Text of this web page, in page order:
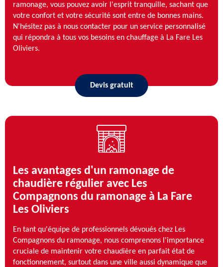
ramonage, vous pouvez avoir l'esprit tranquille, sachant que
votre confort et votre sécurité sont entre de bonnes mains.
N'hésitez pas à nous contacter pour un service personnalisé
qui répondra à tous vos besoins en chauffage à La Fare Les
Oliviers.
Devis gratuit
Les avantages d'un ramonage de
chaudière régulier avec Les
Compagnons du ramonage à La Fare
Les Oliviers
En tant qu'équipe de professionnels dévoués chez Les
Compagnons du ramonage, nous comprenons l'importance
cruciale de maintenir votre chaudière en parfait état de
fonctionnement, surtout dans une ville aussi dynamique que